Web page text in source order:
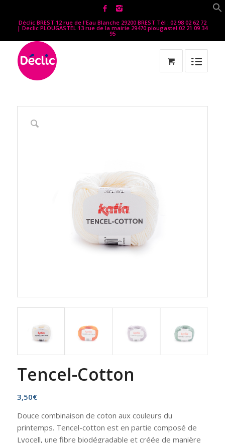
Déclic BREST 12 rue de l'Eau Blanche 29200 BREST Tél : 02 98 02 62 72
| Declic PLOUGASTEL 13 rue de la mairie 29470 plougastel 02 21 09 34
95
Tencel-Cotton
3,50€
Douce combinaison de coton aux couleurs du
printemps. Tencel-cotton est en partie composé de
Lyocell, une fibre biodégradable et créée de manière